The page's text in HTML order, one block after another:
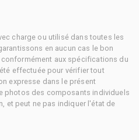
charge ou utilisé dans toutes les
en aucun cas le bon
aux spécifications du
effectuée pour vérifier tout
expresse dans le présent
photos des composants individuels
et peut ne pas indiquer l'état de